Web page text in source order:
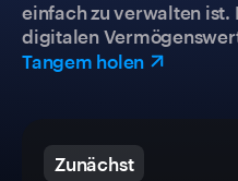
einfach zu verwalten
digitalen
Tangem holen
Zunächst